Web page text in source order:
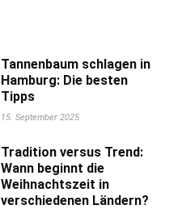
Tannenbaum schlagen in
Hamburg: Die besten
Tipps
15. September 2025
Tradition versus Trend:
Wann beginnt die
Weihnachtszeit in
verschiedenen Ländern?